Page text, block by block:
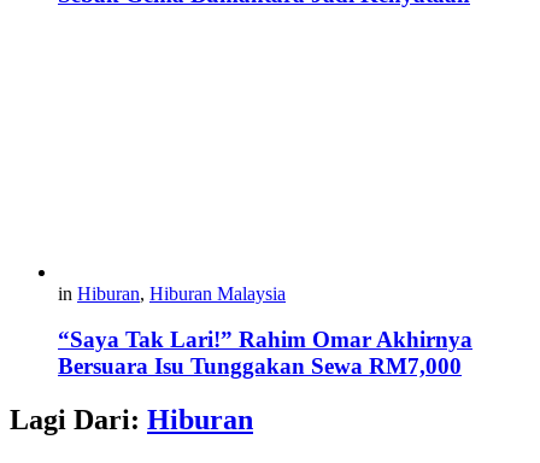
in Hiburan, Hiburan Malaysia
“Saya Tak Lari!” Rahim Omar Akhirnya
Bersuara Isu Tunggakan Sewa RM7,000
Lagi Dari: Hiburan